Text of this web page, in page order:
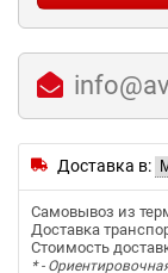
Доставка в:
Самовывоз из
Доставка
Стоимость
* -